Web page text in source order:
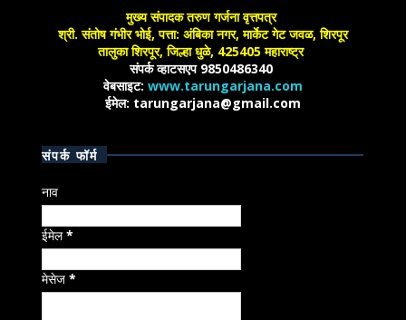
मुख्य संपादक तरुण गर्जना वृत्तपत्र
श्री. संतोष गंभीर भोई, पत्ता: अंबिका नगर, मार्केट गेट जवळ, शिरपूर
तालुका शिरपूर, जिल्हा धुळे, 425405 महाराष्ट्र
संपर्क व्हाटसएप 9850486340
वेबसाइट: www.tarungarjana.com
ईमेल: tarungarjana@gmail.com
संपर्क फॉर्म
नाव
ईमेल*
मेसेज*